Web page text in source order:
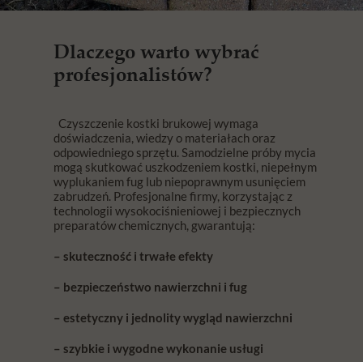
Dlaczego warto wybrać
profesjonalistów?
Czyszczenie kostki brukowej wymaga
doświadczenia, wiedzy o materiałach oraz
odpowiedniego sprzętu. Samodzielne próby mycia
mogą skutkować uszkodzeniem kostki, niepełnym
wyplukaniem fug lub niepoprawnym usunięciem
zabrudzeń. Profesjonalne firmy, korzystając z
technologii wysokociśnieniowej i bezpiecznych
preparatów chemicznych, gwarantują:
– skuteczność i trwałe efekty
– bezpieczeństwo nawierzchni i fug
– estetyczny i jednolity wygląd nawierzchni
– szybkie i wygodne wykonanie usługi